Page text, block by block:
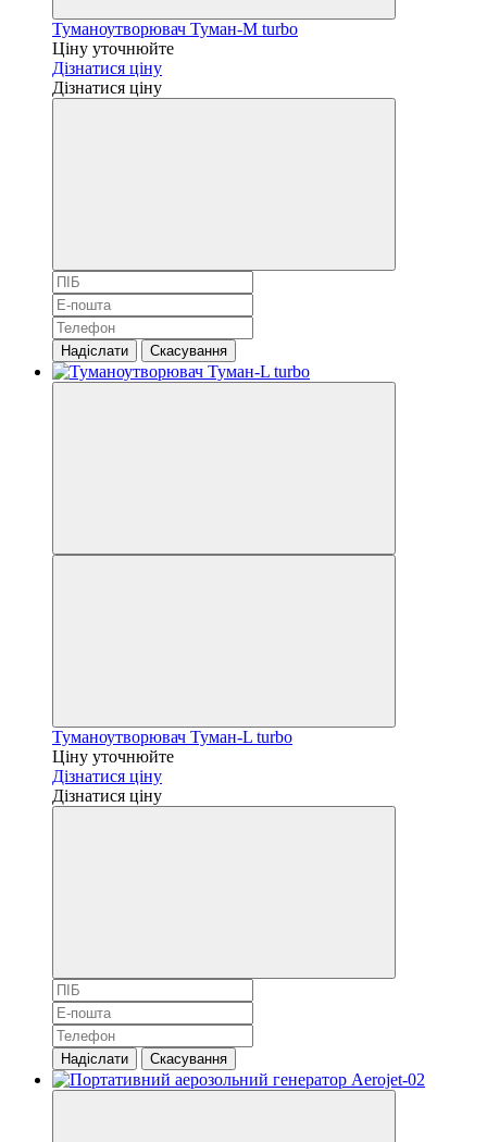
Туманоутворювач Туман-М turbo
Ціну уточнюйте
Дізнатися ціну
Дізнатися ціну
Надіслати Скасування
Туманоутворювач Туман-L turbo
Ціну уточнюйте
Дізнатися ціну
Дізнатися ціну
Надіслати Скасування